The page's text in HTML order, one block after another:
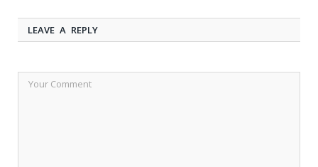
LEAVE A REPLY